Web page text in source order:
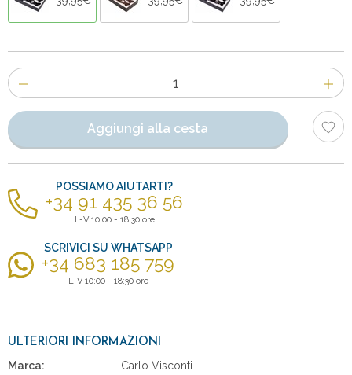
Numero
di
articoli
Aggiungi alla cesta
POSSIAMO AIUTARTI?
+34 91 435 36 56
L-V 10:00 - 18:30 ore
SCRIVICI SU WHATSAPP
+34 683 185 759
L-V 10:00 - 18:30 ore
ULTERIORI INFORMAZIONI
Marca:
Carlo Visconti